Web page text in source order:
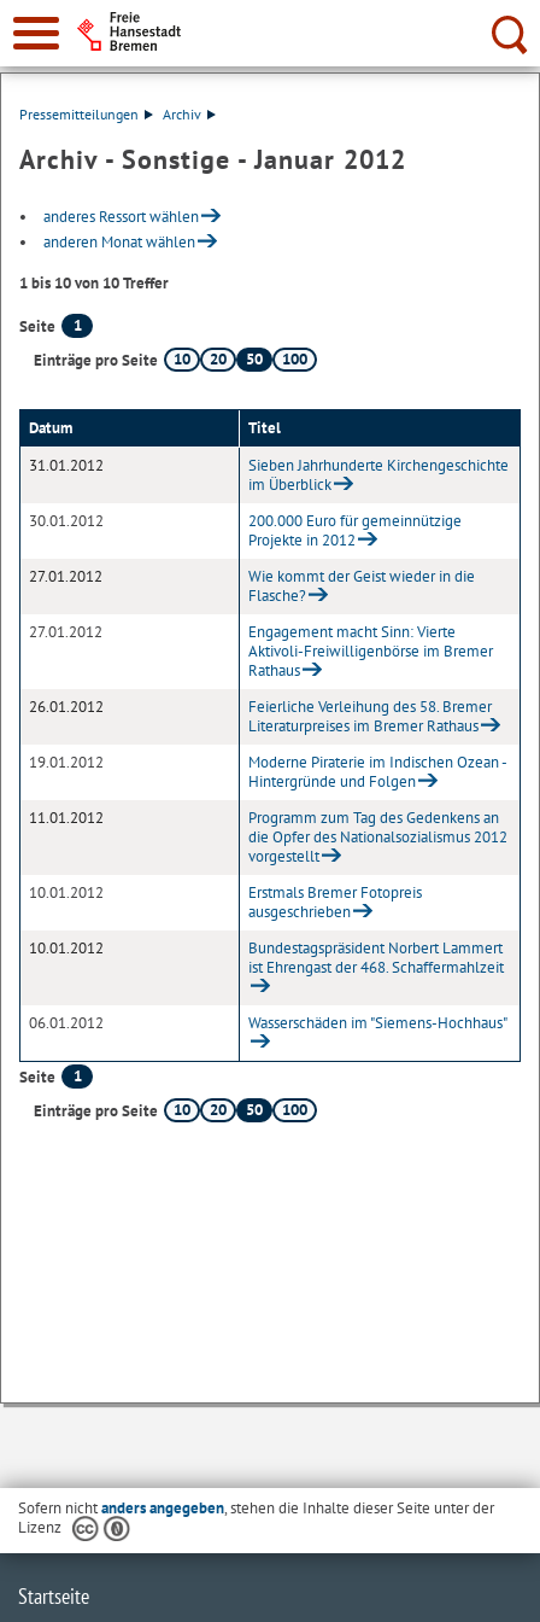
Suche:
Pressemitteilungen Archiv
Archiv - Sonstige - Januar 2012
anderes Ressort wählen
anderen Monat wählen
1 bis 10 von 10 Treffer
Seite
1
Einträge pro Seite
10 20 50 100
Datum
Titel
31.01.2012
Sieben Jahrhunderte Kirchengeschichte
im Überblick
30.01.2012
200.000 Euro für gemeinnützige
Projekte in 2012
27.01.2012
Wie kommt der Geist wieder in die
Flasche?
27.01.2012
Engagement macht Sinn: Vierte
Aktivoli-Freiwilligenbörse im Bremer
Rathaus
26.01.2012
Feierliche Verleihung des 58. Bremer
Literaturpreises im Bremer Rathaus
19.01.2012
Moderne Piraterie im Indischen Ozean -
Hintergründe und Folgen
11.01.2012
Programm zum Tag des Gedenkens an
die Opfer des Nationalsozialismus 2012
vorgestellt
10.01.2012
Erstmals Bremer Fotopreis
ausgeschrieben
10.01.2012
Bundestagspräsident Norbert Lammert
ist Ehrengast der 468. Schaffermahlzeit
06.01.2012 Wasserschäden im "Siemens-Hochhaus"
Seite
1
Einträge pro Seite
10 20 50 100
Sofern nichtanders angegeben, stehen die Inhalte dieser Seite unter der
Lizenz
Startseite